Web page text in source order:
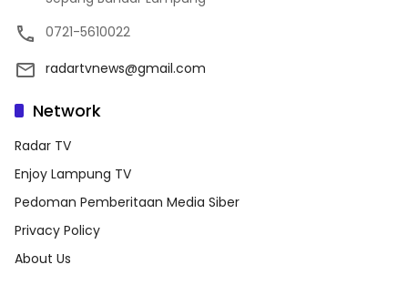
0721-5610022
radartvnews@gmail.com
Network
Radar TV
Enjoy Lampung TV
Pedoman Pemberitaan Media Siber
Privacy Policy
About Us